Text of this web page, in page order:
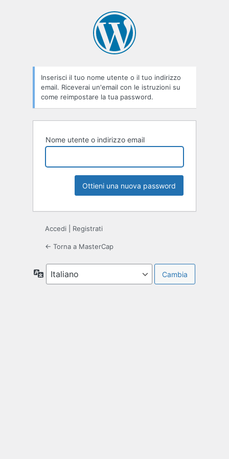
Inserisci il tuo nome utente o il tuo indirizzo
email. Riceverai un'email con le istruzioni su
come reimpostare la tua password.
Nome utente o indirizzo email
Accedi Registrati
← Torna a MasterCap
Lingua